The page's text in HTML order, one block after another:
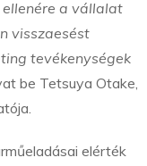
a vállalat
visszaesést
tevékenységek
be Tetsuya Otake,
elérték